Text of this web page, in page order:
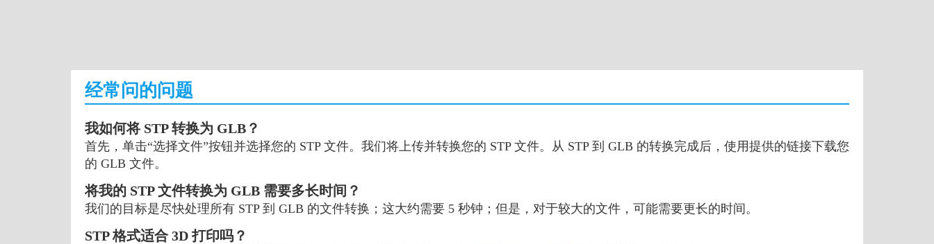
经常问的问题
我如何将 STP 转换为 GLB？
首先，单击“选择文件”按钮并选择您的 STP 文件。我们将上传并转换您的 STP 文件。从 STP 到 GLB 的转换完成后，使用提供的链接下载您
的 GLB 文件。
将我的 STP 文件转换为 GLB 需要多长时间？
我们的目标是尽快处理所有 STP 到 GLB 的文件转换；这大约需要 5 秒钟；但是，对于较大的文件，可能需要更长的时间。
STP 格式适合 3D 打印吗？